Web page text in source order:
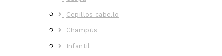
Cepillos cabello
Champús
Infantil